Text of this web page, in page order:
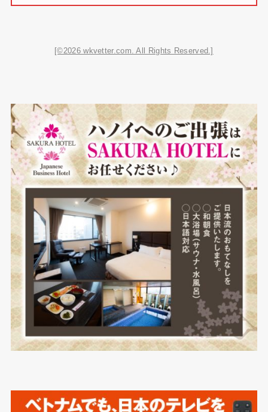
[©2026 wkvetter.com. All Rights Reserved.]